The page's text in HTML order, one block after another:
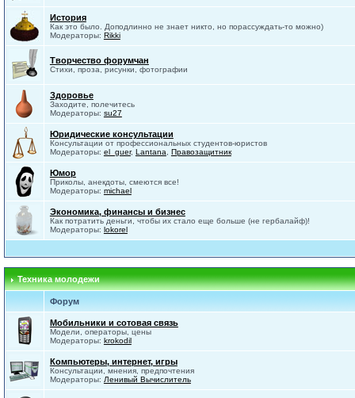
История
Как это было. Доподлинно не знает никто, но порассуждать-то можно)
Модераторы: Rikki
Творчество форумчан
Стихи, проза, рисунки, фотографии
Здоровье
Заходите, полечитесь
Модераторы: su27
Юридические консультации
Консультации от профессиональных студентов-юристов
Модераторы: el_guer, Lantana Правозащитник
Юмор
Приколы, анекдоты, смеются все!
Модераторы: michael
Экономика, финансы и бизнес
Как потратить деньги, чтобы их стало еще больше (не гербалайф)!
Модераторы: lokorel
Техника молодежи
Форум
Мобильники и сотовая связь
Модели, операторы, цены
Модераторы: krokodil
Компьютеры, интернет, игры
Консультации, мнения, предпочтения
Модераторы: Ленивый Вычислитель